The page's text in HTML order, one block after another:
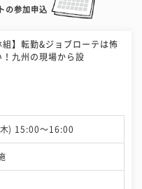
の参加申込
組】転勤&ジョブローテは怖
！九州の現場から設
) 15:00〜16:00